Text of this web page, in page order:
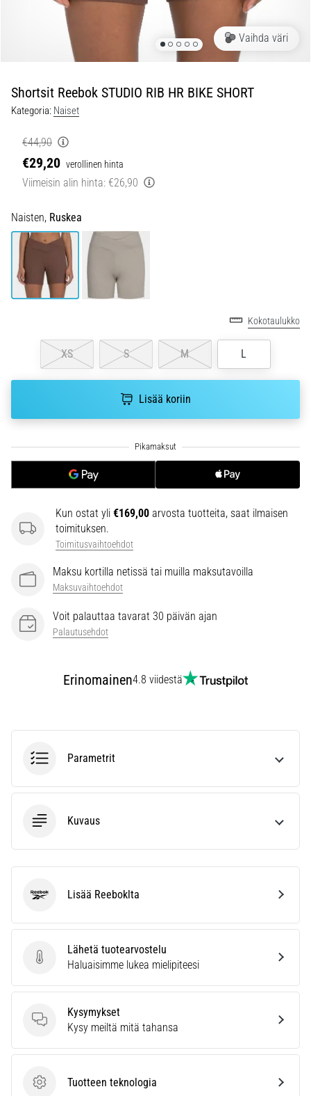
oli
kyseessä
harrastaja
ammattilainen.
5. 8. 2026
6 min. luetaan
Plantaarifaskiitti:
Oireet,
Kärsitkö
pistävästä
aikana
Yksi
on
plantaarifaskiitti.
Näytä
kaikki
Vaihda väri
Shortsit Reebok STUDIO RIB HR BIKE SHORT
Kategoria: Naiset
€44,90
€29,20 verollinen hinta
Viimeisin alin hinta: €26,90
Naisten, Ruskea
Kokotaulukko
XS S M L
Lisää koriin
Kun ostat yli €169,00 arvosta tuotteita, saat ilmaisen
toimituksen.
Toimitusvaihtoehdot
Maksu kortilla netissä tai muilla maksutavoilla
Maksuvaihtoehdot
Voit palauttaa tavarat 30 päivän ajan
Palautusehdot
Erinomainen4.8 viidestä
Parametrit
Kuvaus
Lähetä tuotearvostelu
Lähetä tuotearvostelu
Haluaisimme lukea mielipiteesi
Kysymykset
Kysymykset
Kysy meiltä mitä tahansa
Tuotteen teknologia
Tuotteen teknologia
ReebokLisää Reeboklta